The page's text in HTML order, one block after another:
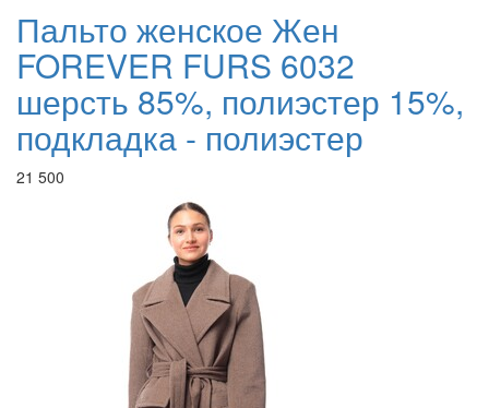
Пальто женское Жен
FOREVER FURS 6032
шерсть 85%, полиэстер 15%,
подкладка - полиэстер
21 500